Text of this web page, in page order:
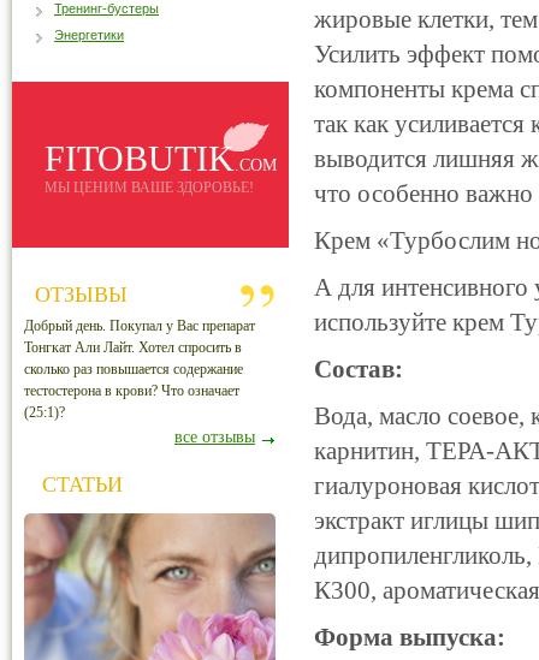
жировые клетки,
Усилить эффект
компоненты крема
так как
выводится лишняя
что особенно
Крем «Турбослим
А для
используйте крем
Состав:
Вода, масло
карнитин, ТЕРА-
гиалуроновая
экстракт иглицы
К300,
Форма выпуска:
Тренинг-бустеры
Энергетики
FITOBUTIK.COM
МЫ ЦЕНИМ ВАШЕ ЗДОРОВЬЕ!
ОТЗЫВЫ
Добрый день. Покупал у Вас препарат
Тонгкат Али Лайт. Хотел спросить в
сколько раз повышается содержание
тестостерона в крови? Что означает
(25:1)?
все отзывы
СТАТЬИ